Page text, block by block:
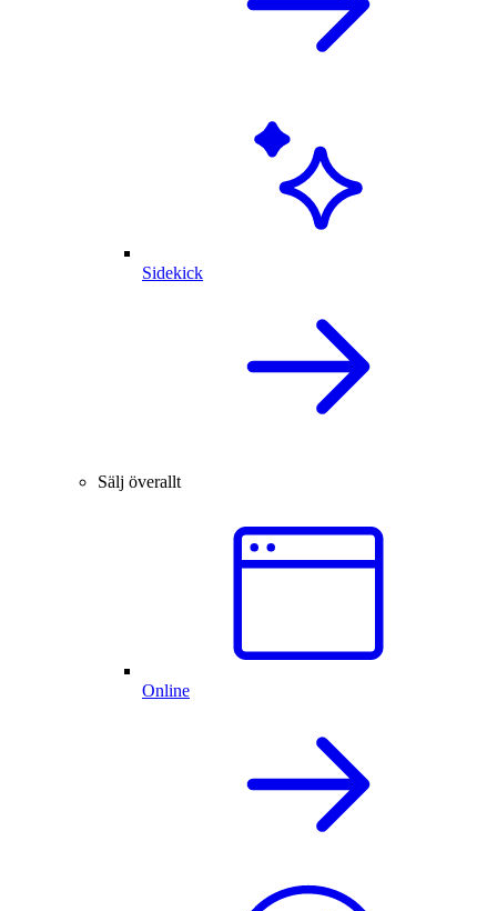
Sidekick
Sälj överallt
Online